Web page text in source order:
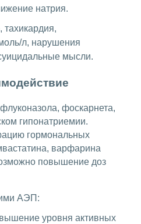
натрия.
тахикардия,
л, нарушения
мысли.
фоскарнета,
гипонатриемии.
гормональных
варфарина
повышение доз
АЭП:
уровня активных